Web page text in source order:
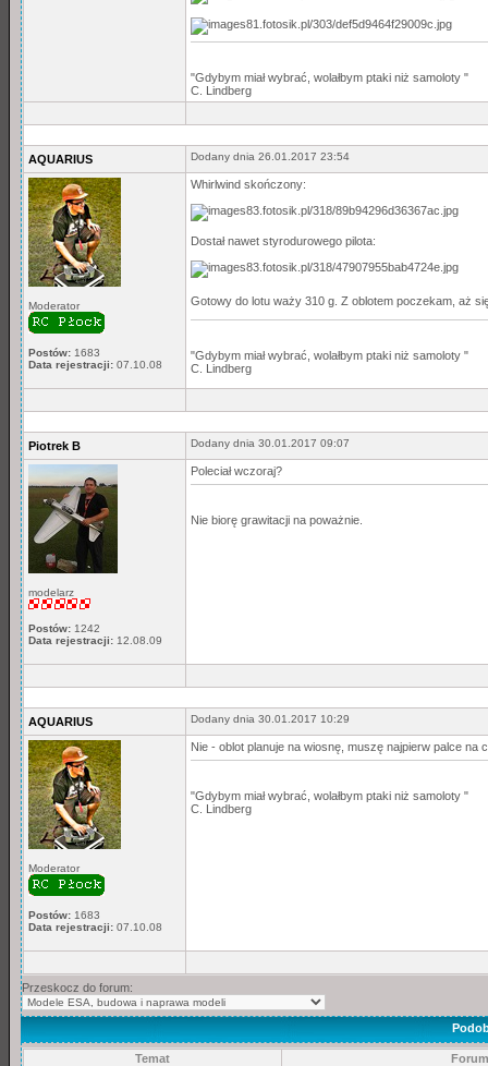
"Gdybym miał wybrać, wolałbym ptaki niż samoloty "
C. Lindberg
AQUARIUS Dodany dnia 26.01.2017 23:54
Moderator
Postów: 1683
Data rejestracji: 07.10.08
Whirlwind skończony:
Dostał nawet styrodurowego pilota:
Gotowy do lotu waży 310 g. Z oblotem poczekam, aż
"Gdybym miał wybrać, wolałbym ptaki niż samoloty "
C. Lindberg
Piotrek B Dodany dnia 30.01.2017 09:07
modelarz
Postów: 1242
Data rejestracji: 12.08.09
Poleciał wczoraj?
Nie biorę grawitacji na poważnie.
AQUARIUS Dodany dnia 30.01.2017 10:29
Moderator
Postów: 1683
Data rejestracji: 07.10.08
Nie - oblot planuje na wiosnę, muszę najpierw palce
"Gdybym miał wybrać, wolałbym ptaki niż samoloty "
C. Lindberg
Przeskocz do forum:
Temat Forum